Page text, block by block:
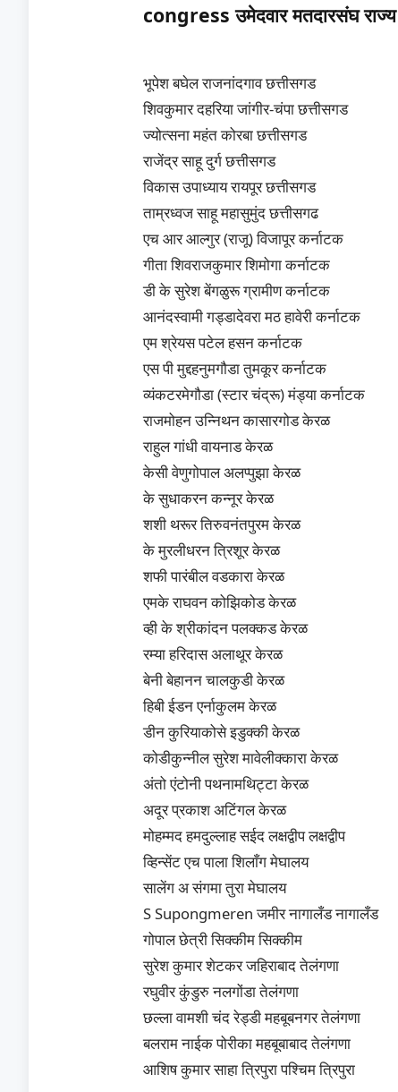
congressउमेदवार मतदारसंघ राज्य
भूपेश बघेल राजनांदगाव छत्तीसगड
शिवकुमार दहरिया जांगीर-चंपा छत्तीसगड
ज्योत्सना महंत कोरबा छत्तीसगड
राजेंद्र साहू दुर्ग छत्तीसगड
विकास उपाध्याय रायपूर छत्तीसगड
ताम्रध्वज साहू महासुमुंद छत्तीसगढ
एच आर आल्गुर (राजू) विजापूर कर्नाटक
गीता शिवराजकुमार शिमोगा कर्नाटक
डी के सुरेश बेंगळुरू ग्रामीण कर्नाटक
आनंदस्वामी गड्डादेवरा मठ हावेरी कर्नाटक
एम श्रेयस पटेल हसन कर्नाटक
एस पी मुद्दहनुमगौडा तुमकूर कर्नाटक
व्यंकटरमेगौडा (स्टार चंद्रू) मंड्या कर्नाटक
राजमोहन उन्निथन कासारगोड केरळ
राहुल गांधी वायनाड केरळ
केसी वेणुगोपाल अलप्पुझा केरळ
के सुधाकरन कन्नूर केरळ
शशी थरूर तिरुवनंतपुरम केरळ
के मुरलीधरन त्रिशूर केरळ
शफी पारंबील वडकारा केरळ
एमके राघवन कोझिकोड केरळ
व्ही के श्रीकांदन पलक्कड केरळ
रम्या हरिदास अलाथूर केरळ
बेनी बेहानन चालकुडी केरळ
हिबी ईडन एर्नाकुलम केरळ
डीन कुरियाकोसे इडुक्की केरळ
कोडीकुन्नील सुरेश मावेलीक्कारा केरळ
अंतो एंटोनी पथनामथिट्टा केरळ
अदूर प्रकाश अटिंगल केरळ
मोहम्मद हमदुल्लाह सईद लक्षद्वीप लक्षद्वीप
व्हिन्सेंट एच पाला शिलाँग मेघालय
सालेंग अ संगमा तुरा मेघालय
S Supongmeren जमीर नागालँड नागालँड
गोपाल छेत्री सिक्कीम सिक्कीम
सुरेश कुमार शेटकर जहिराबाद तेलंगणा
रघुवीर कुंडुरु नलगोंडा तेलंगणा
छल्ला वामशी चंद रेड्डी महबूबनगर तेलंगणा
बलराम नाईक पोरीका महबूबाबाद तेलंगणा
आशिष कुमार साहा त्रिपुरा पश्चिम त्रिपुरा